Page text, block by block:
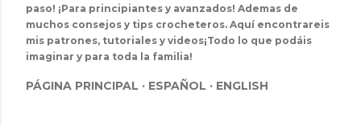
paso! ¡Para principiantes y avanzados! Ademas de
muchos consejos y tips crocheteros. Aquí encontrareis
mis patrones, tutoriales y videos¡Todo lo que podáis
imaginar y para toda la familia!
PÁGINA PRINCIPAL ESPAÑOL ENGLISH